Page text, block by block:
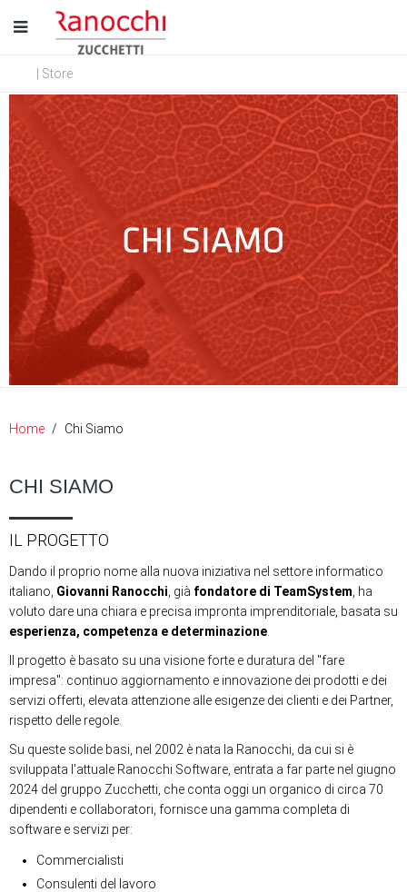
| Store
Home Chi Siamo
CHI SIAMO
IL PROGETTO
Dando il proprio nome alla nuova iniziativa nel settore informatico
italiano, Giovanni Ranocchi , già fondatore di TeamSystem , ha
voluto dare una chiara e precisa impronta imprenditoriale, basata su
esperienza, competenza e determinazione
Il progetto è basato su una visione forte e duratura del "fare
impresa": continuo aggiornamento e innovazione dei prodotti e dei
servizi offerti, elevata attenzione alle esigenze dei clienti e dei Partner,
rispetto delle regole.
Su queste solide basi, nel 2002 è nata la Ranocchi, da cui si è
sviluppata l'attuale Ranocchi Software, entrata a far parte nel giugno
2024 del gruppo Zucchetti, che conta oggi un organico di circa 70
dipendenti e collaboratori, fornisce una gamma completa di
software e servizi per:
Commercialisti
Consulenti del lavoro